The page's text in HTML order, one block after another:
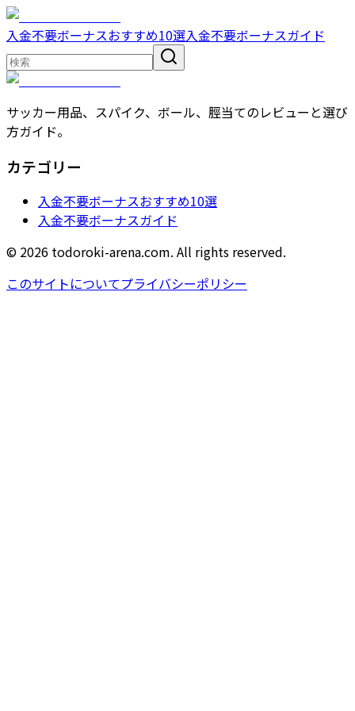
入金不要ボーナスおすすめ10選入金不要ボーナスガイド
サッカー用品、スパイク、ボール、脛当てのレビューと選び
方ガイド。
カテゴリー
入金不要ボーナスおすすめ10選
入金不要ボーナスガイド
© 2026 todoroki-arena.com. All rights reserved.
このサイトについてプライバシーポリシー